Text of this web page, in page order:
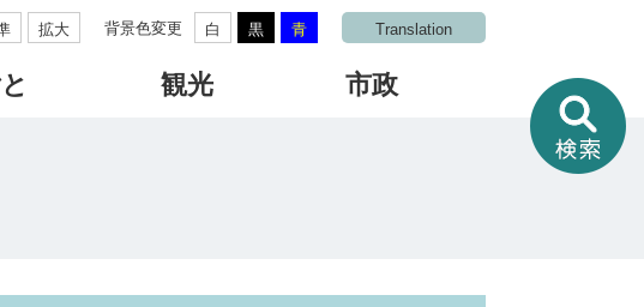
拡大 背景色変更 白 黒 青 Translation
観光 市政
情
報
を